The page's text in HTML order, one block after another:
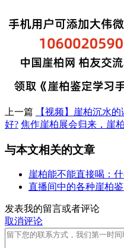
上一篇
【视频】崖柏沉水
好? 焦作崖柏展会归来，崖
与本文相关的文章
崖柏能不能直接喝：
直播间中的各种崖柏
发表我的留言或者评论
取消评论